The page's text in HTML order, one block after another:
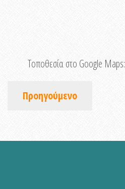
Τοποθεσία στο Google Maps:
Προηγούμενο